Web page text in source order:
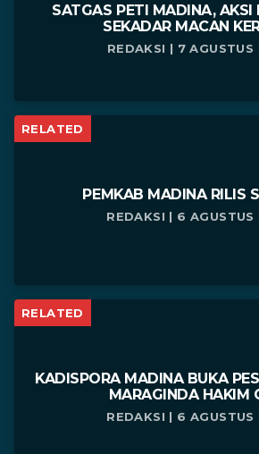
SATGAS PETI MADINA, AKSI
SEKADAR MACAN
REDAKSI | 7
RELATED
PEMKAB MADINA RILIS
REDAKSI | 6
RELATED
KADISPORA MADINA BUKA
MARAGINDA HAKIM
REDAKSI | 6